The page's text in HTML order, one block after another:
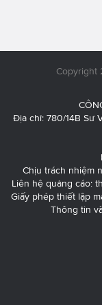
Copyright
Địa chỉ: 780/14B Sư
Chịu trách nhiệm
Liên hệ quảng cáo:
Giấy phép thiết lập
Thông tin